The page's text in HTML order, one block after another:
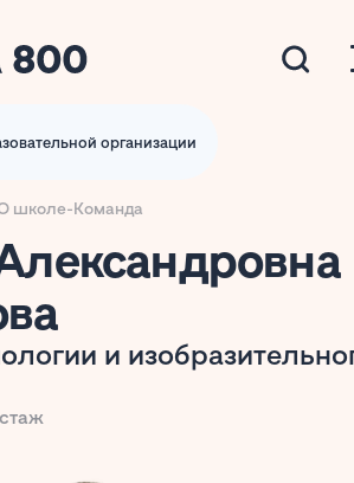
организации
школе-Команда
и